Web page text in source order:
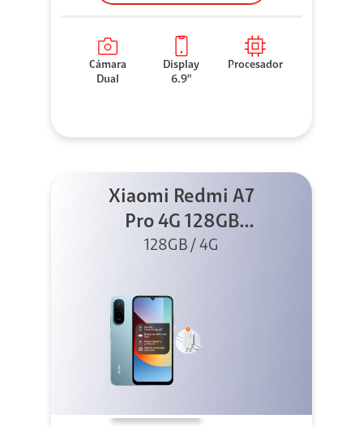
Cámara
Dual
Display
6.9"
Procesador
Xiaomi Redmi A7
Pro 4G 128GB
Azul + Cargador
128GB / 4G